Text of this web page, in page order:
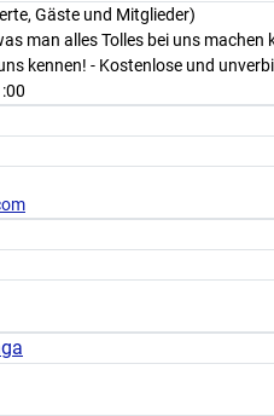
Gäste und Mitglieder)
man alles Tolles bei uns machen
kennen! - Kostenlose und